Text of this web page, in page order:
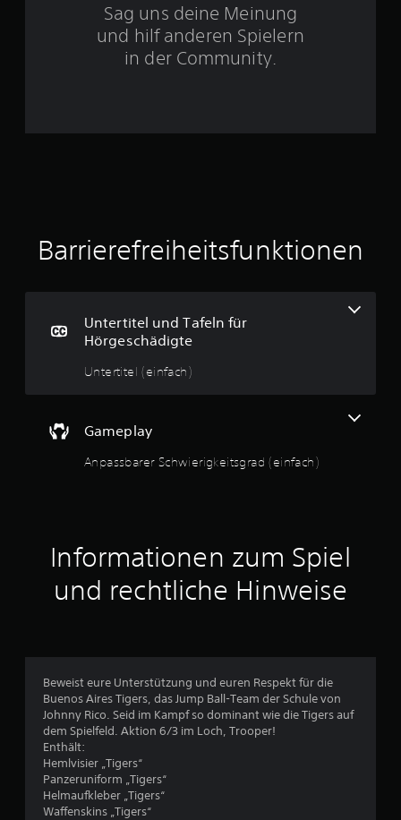
u
g
e
n
Sag uns deine Meinung
und hilf anderen Spielern
in der Community.
Barrierefreiheitsfunktionen
Untertitel und Tafeln für
Hörgeschädigte
Untertitel (einfach)
Gameplay
Anpassbarer Schwierigkeitsgrad (einfach)
w
.
Informationen zum Spiel
und rechtliche Hinweise
Beweist eure Unterstützung und euren Respekt für die
Buenos Aires Tigers, das Jump Ball-Team der Schule von
Johnny Rico. Seid im Kampf so dominant wie die Tigers auf
dem Spielfeld. Aktion 6/3 im Loch, Trooper!
Enthält:
Hemlvisier „Tigers“
Panzeruniform „Tigers“
Helmaufkleber „Tigers“
Waffenskins „Tigers“